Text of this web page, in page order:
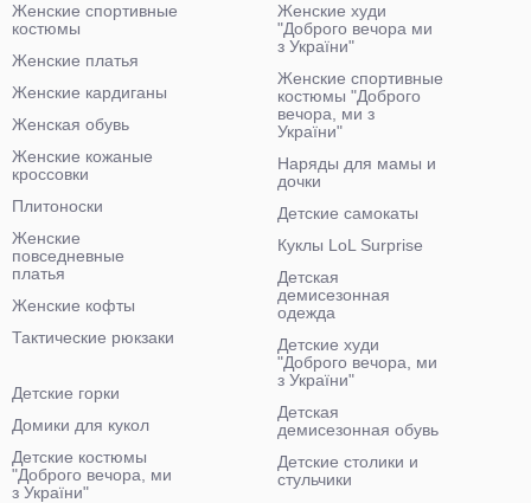
Женские спортивные
костюмы
Женские платья
Женские кардиганы
Женская обувь
Женские кожаные
кроссовки
Плитоноски
Женские
повседневные
платья
Женские кофты
Тактические рюкзаки
Женские худи
"Доброго вечора ми
з України"
Женские спортивные
костюмы "Доброго
вечора, ми з
України"
Наряды для мамы и
дочки
Детские самокаты
Куклы LoL Surprise
Детская
демисезонная
одежда
Детские худи
"Доброго вечора, ми
з України"
Детская
демисезонная обувь
Детские столики и
стульчики
Детские горки
Домики для кукол
Детские костюмы
"Доброго вечора, ми
з України"